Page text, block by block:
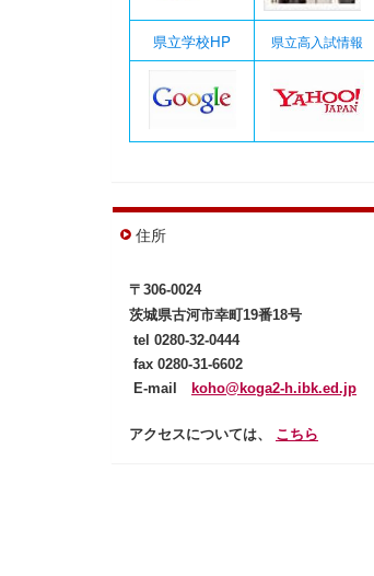
県立学校HP 県立高入試情報
住所
〒306-0024
茨城県古河市幸町19番18号
tel 0280-32-0444
fax 0280-31-6602
E-mail
koho@koga2-h.ibk.ed.jp
アクセスについては、 こちら